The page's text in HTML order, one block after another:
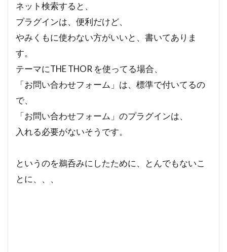
ネット検索すると、
プラグインは、便利だけど、
やみくもに使わない方がいいと、書いてありま
す。
テーマにTHE THOR を使ってる場合、
「お問い合わせフォーム」は、標準で付いてるの
で、
「お問い合わせフォーム」のプラグインは、
入れる必要がないそうです。
というのを鵜呑みにしたために、とんでもないこ
とに、、、